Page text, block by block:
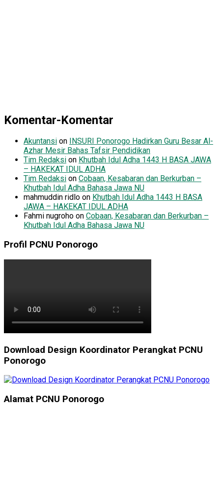
Komentar-Komentar
Akuntansi on
INSURI Ponorogo Hadirkan Guru Besar Al-
Azhar Mesir Bahas Tafsir Pendidikan
Tim Redaksi on Khutbah Idul Adha 1443 H BASA JAWA
– HAKEKAT IDUL ADHA
Tim Redaksi on Cobaan, Kesabaran dan Berkurban –
Khutbah Idul Adha Bahasa Jawa NU
mahmuddin ridlo on Khutbah Idul Adha 1443 H BASA
JAWA – HAKEKAT IDUL ADHA
Fahmi nugroho on Cobaan, Kesabaran dan Berkurban –
Khutbah Idul Adha Bahasa Jawa NU
Profil PCNU Ponorogo
Download Design Koordinator Perangkat PCNU
Ponorogo
Alamat PCNU Ponorogo